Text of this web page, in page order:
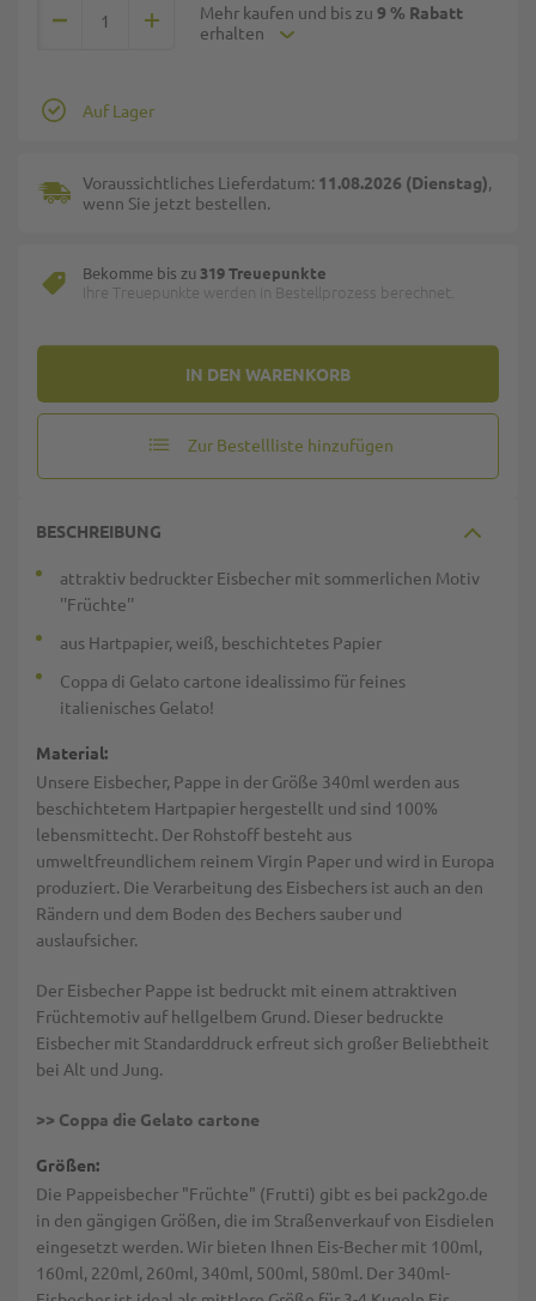
Mehr kaufen und bis zu 9 % Rabatt
erhalten
IN DEN WARENKORB
Auf Lager
Voraussichtliches Lieferdatum: 11.08.2026 (Dienstag),
wenn Sie jetzt bestellen.
Bekomme bis zu 319 Treuepunkte
Ihre Treuepunkte werden in Bestellprozess berechnet.
Zur Bestellliste hinzufügen
BESCHREIBUNG
attraktiv bedruckter Eisbecher mit sommerlichen Motiv
''Früchte''
aus Hartpapier, weiß, beschichtetes Papier
Coppa di Gelato cartone idealissimo für feines
italienisches Gelato!
Material:
Unsere Eisbecher, Pappe in der Größe 340ml werden aus
beschichtetem Hartpapier hergestellt und sind 100%
lebensmittecht. Der Rohstoff besteht aus
umweltfreundlichem reinem Virgin Paper und wird in Europa
produziert. Die Verarbeitung des Eisbechers ist auch an den
Rändern und dem Boden des Bechers sauber und
auslaufsicher.
Der Eisbecher Pappe ist bedruckt mit einem attraktiven
Früchtemotiv auf hellgelbem Grund. Dieser bedruckte
Eisbecher mit Standarddruck erfreut sich großer Beliebtheit
bei Alt und Jung.
>> Coppa die Gelato cartone
Größen:
Die Pappeisbecher "Früchte" (Frutti) gibt es bei pack2go.de
in den gängigen Größen, die im Straßenverkauf von Eisdielen
eingesetzt werden. Wir bieten Ihnen Eis-Becher mit 100ml,
160ml, 220ml, 260ml, 340ml, 500ml, 580ml. Der 340ml-